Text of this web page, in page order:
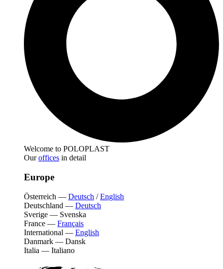
Welcome to POLOPLAST
Ouroffices in detail
Europe
Österreich — Deutsch /English
Deutschland — Deutsch
Sverige — Svenska
France — Français
International — English
Danmark — Dansk
Italia — Italiano